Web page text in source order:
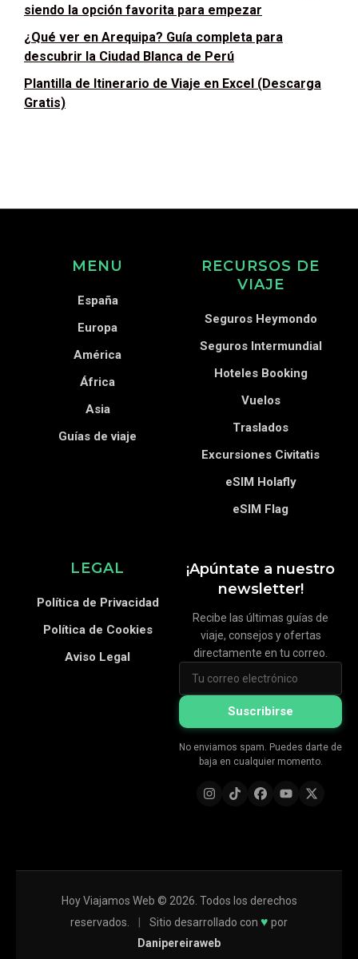
siendo la opción favorita para empezar
¿Qué ver en Arequipa? Guía completa para
descubrir la Ciudad Blanca de Perú
Plantilla de Itinerario de Viaje en Excel (Descarga
Gratis)
¡Apúntate a nuestro
newsletter!
Recibe las últimas guías de
viaje, consejos y ofertas
directamente en tu correo.
Suscribirse
No enviamos spam. Puedes darte de
baja en cualquier momento.
MENU
España
Europa
América
África
Asia
Guías de viaje
RECURSOS DE
VIAJE
Seguros Heymondo
Seguros Intermundial
Hoteles Booking
Vuelos
Traslados
Excursiones Civitatis
eSIM Holafly
eSIM Flag
LEGAL
Política de Privacidad
Política de Cookies
Aviso Legal
Hoy Viajamos Web © 2026. Todos los derechos
reservados.
Sitio desarrollado con ♥ por
Danipereiraweb